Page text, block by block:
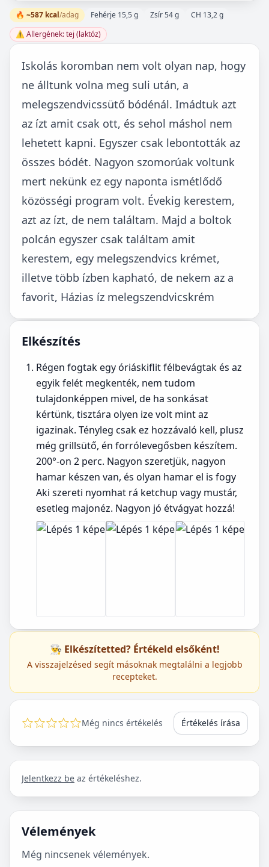
🔥 ~587 kcal/adag Fehérje 15,5 g Zsír 54 g
CH 13,2 g
⚠️ Allergének: tej (laktóz)
Iskolás koromban nem volt olyan nap, hogy
ne álltunk volna meg suli után, a
melegszendvicssütő bódénál. Imádtuk azt
az ízt amit csak ott, és sehol máshol nem
lehetett kapni. Egyszer csak lebontották az
összes bódét. Nagyon szomorúak voltunk
mert nekünk ez egy naponta ismétlődő
közösségi program volt. Évekig kerestem,
azt az ízt, de nem találtam. Majd a boltok
polcán egyszer csak találtam amit
kerestem, egy melegszendvics krémet,
illetve több ízben kapható, de nekem az a
favorit, Házias íz melegszendvicskrém
Elkészítés
Régen fogtak egy óriáskiflit félbevágtak és az
egyik felét megkenték, nem tudom
tulajdonképpen mivel, de ha sonkásat
kértünk, tisztára olyen ize volt mint az
igazinak. Tényleg csak ez hozzávaló kell, plusz
még grillsütő, én forrólevegősben készítem.
200°-on 2 perc. Nagyon szeretjük, nagyon
hamar készen van, és olyan hamar el is fogy
Aki szereti nyomhat rá ketchup vagy mustár,
esetleg majonéz. Nagyon jó étvágyat hozzá!
👨‍🍳 Elkészítetted? Értékeld elsőként!
A visszajelzésed segít másoknak megtalálni a legjobb
recepteket.
Még nincs értékelés Értékelés írása
Jelentkezz be az értékeléshez.
Vélemények
Még nincsenek vélemények.